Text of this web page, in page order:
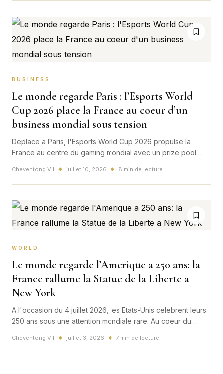
BUSINESS
Le monde regarde Paris : l’Esports World
Cup 2026 place la France au coeur d’un
business mondial sous tension
Deplace a Paris, l'Esports World Cup 2026 propulse la
France au centre du gaming mondial avec un prize pool
un vrai debat sur le soft power.
Cheventong Vil ◆ juillet 10, 2026 ◆ 8 min de lecture
WORLD
Le monde regarde l’Amerique a 250 ans: la
France rallume la Statue de la Liberte a
New York
A l'occasion du 4 juillet 2026, les Etats-Unis celebrent leurs
250 ans sous une attention mondiale rare. Au coeur du
France dans l'image la plus puissante de cette fete
americaine.
Cheventong Vil ◆ juillet 3, 2026 ◆ 7 min de lecture